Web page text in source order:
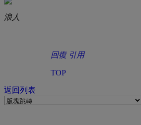
浪人
回復 引用
TOP
返回列表